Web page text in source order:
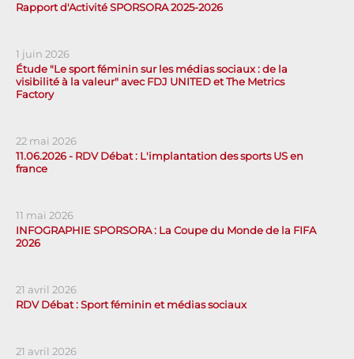
Rapport d'Activité SPORSORA 2025-2026
1 juin 2026
Étude "Le sport féminin sur les médias sociaux : de la
visibilité à la valeur" avec FDJ UNITED et The Metrics
Factory
22 mai 2026
11.06.2026 - RDV Débat : L'implantation des sports US en
france
11 mai 2026
INFOGRAPHIE SPORSORA : La Coupe du Monde de la FIFA
2026
21 avril 2026
RDV Débat : Sport féminin et médias sociaux
21 avril 2026